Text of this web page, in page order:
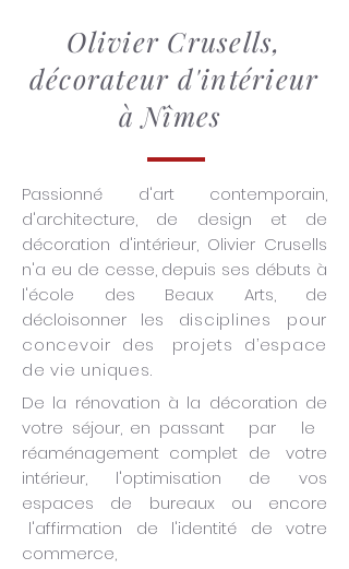
Olivier Crusells,
décorateur d'intérieur
à Nîmes
Passionné d'art contemporain,
d'architecture, de design et de
décoration d'intérieur, Olivier Crusells
n'a eu de cesse, depuis ses débuts à
l'école des Beaux Arts, de
décloisonner les disciplines pour
concevoir des projets d’espace
de vie uniques.
De la rénovation à la décoration de
votre séjour, en passant par le
réaménagement complet de votre
intérieur, l'optimisation de vos
espaces de bureaux ou encore
l'affirmation de l'identité de votre
commerce,